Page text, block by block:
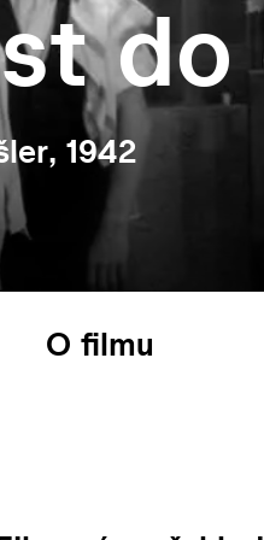
do
1942
O filmu